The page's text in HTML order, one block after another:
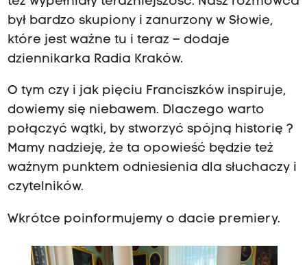
był bardzo skupiony i zanurzony w Słowie,
które jest ważne tu i teraz – dodaje
dziennikarka Radia Kraków.
O tym czy i jak pięciu Franciszków inspiruje,
dowiemy się niebawem. Dlaczego warto
połączyć wątki, by stworzyć spójną historię ?
Mamy nadzieję, że ta opowieść będzie też
ważnym punktem odniesienia dla słuchaczy i
czytelników.
Wkrótce poinformujemy o dacie premiery.